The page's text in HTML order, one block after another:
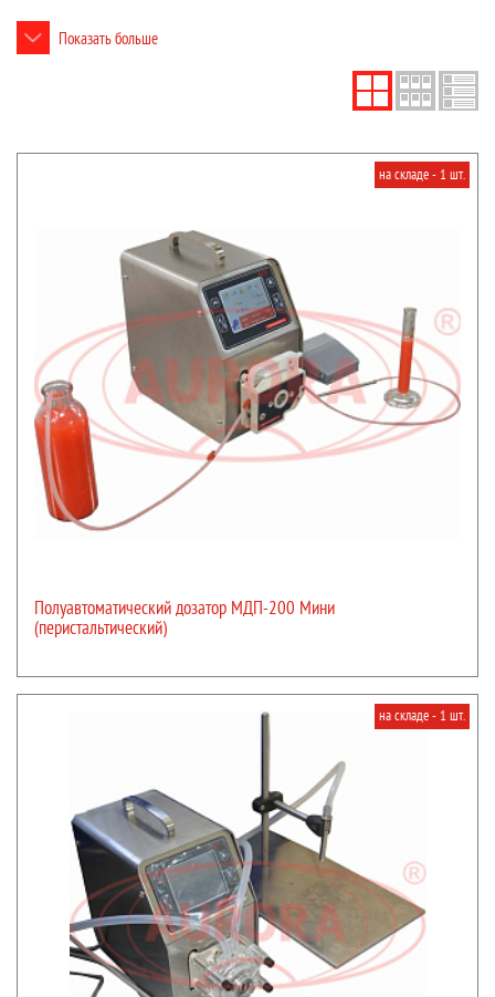
Линейка наших дозирующих полуавтоматов представлена одноканальными
и многоканальными моделями с различными техническими
характеристиками. Дозаторы демонстрируют высокую точность работы и
стабильность выдаваемой дозы при многократном повторении. Достоинством
полуавтоматических дозаторов является быстрота очистки и переналадки.
позволяет исключить риск перекрестного загрязнения.
Показать больше
на складе - 1 шт.
Полуавтоматический дозатор МДП-200 Мини
(перистальтический)
на складе - 1 шт.